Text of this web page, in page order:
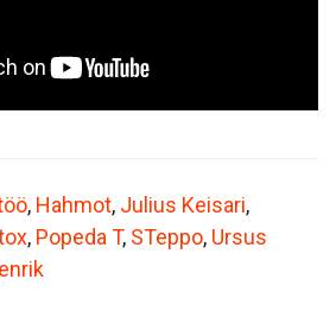
, Hahmot, Julius Keisari,
, Popeda T, STeppo, Ursus